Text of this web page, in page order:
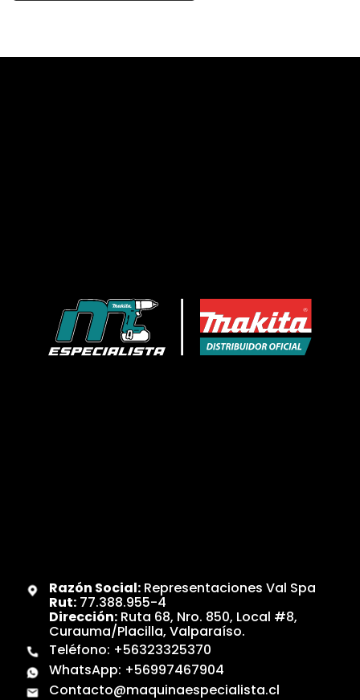
Razón Social:Representaciones Val Spa
Rut:77.388.955-4
Dirección:Ruta 68, Nro. 850, Local #8,
Curauma/Placilla, Valparaíso.
Teléfono: +56323325370
WhatsApp: +56997467904
Contacto@maquinaespecialista.cl